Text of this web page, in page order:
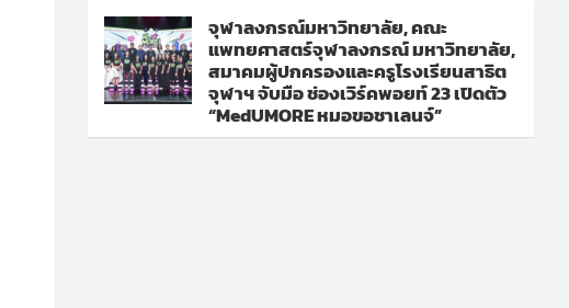
จุฬาลงกรณ์มหาวิทยาลัย, คณะ
แพทยศาสตร์จุฬาลงกรณ์ มหาวิทยาลัย,
สมาคมผู้ปกครองและครูโรงเรียนสาธิต
จุฬาฯ จับมือ ช่องเวิร์คพอยท์ 23 เปิดตัว
“MedUMORE หมอขอชาเลนจ์”